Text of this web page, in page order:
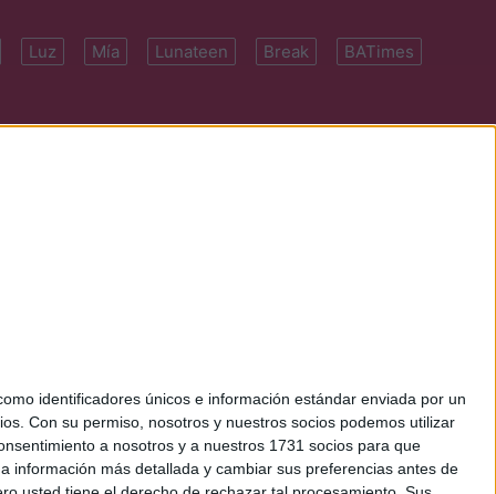
identificadores únicos e información estándar enviada por un
Con su permiso, nosotros y nuestros socios podemos utilizar
a nosotros y a nuestros 1731 socios para que
información más detallada y cambiar sus preferencias antes de
Luz Mía Lunateen Break BATimes